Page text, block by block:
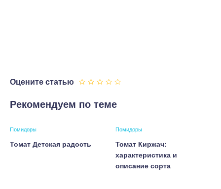
Оцените статью
Рекомендуем по теме
Помидоры
Томат Детская радость
Помидоры
Томат Киржач:
характеристика и
описание сорта